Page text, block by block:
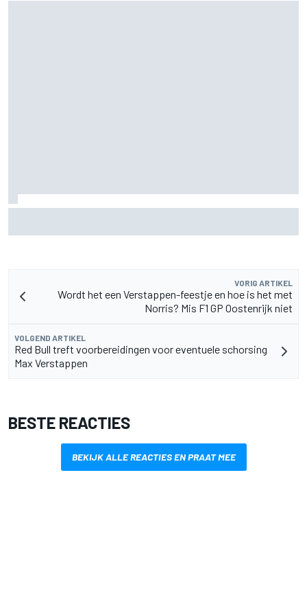
VORIG ARTIKEL
Wordt het een Verstappen-feestje en hoe is het met
Norris? Mis F1 GP Oostenrijk niet
VOLGEND ARTIKEL
Red Bull treft voorbereidingen voor eventuele schorsing
Max Verstappen
BESTE REACTIES
BEKIJK ALLE REACTIES EN PRAAT MEE